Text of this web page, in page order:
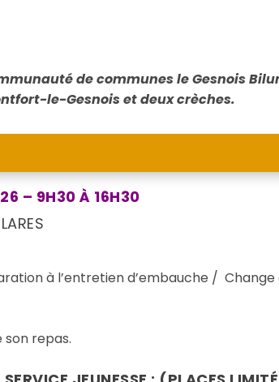
de communes le Gesnois
le-Gesnois et deux crèches.
– 9H30 À 16H30
à l’entretien d’embauche /
son repas.